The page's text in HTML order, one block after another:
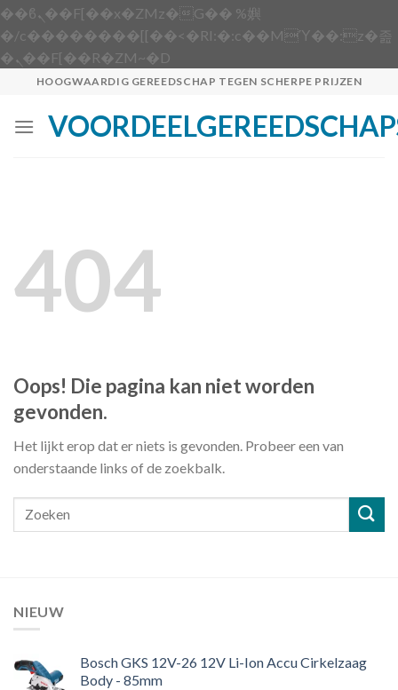
��ϐܢ��F[��x�ZMz�G�� %嬩
�/c��������[[��<�RI:�:c��MΎ��:z�졾
�ܢ��F[��R�ZM~�D
to
HOOGWAARDIG GEREEDSCHAP TEGEN SCHERPE PRIJZEN
404
Oops! Die pagina kan niet worden
gevonden.
Het lijkt erop dat er niets is gevonden. Probeer een van
onderstaande links of de zoekbalk.
NIEUW
Bosch GKS 12V-26 12V Li-Ion Accu Cirkelzaag
Body - 85mm